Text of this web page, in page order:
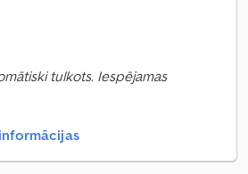
tulkots. Iespējamas